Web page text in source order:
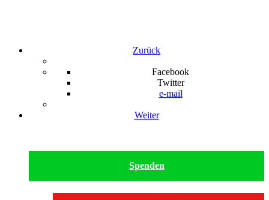
Zurück
Facebook
Twitter
e-mail
Weiter
Spenden